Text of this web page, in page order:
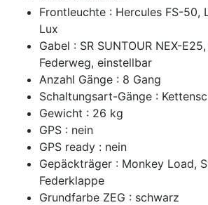
Frontleuchte : Hercules FS-50,
Lux
Gabel : SR SUNTOUR NEX-
Federweg, einstellbar
Anzahl Gänge : 8 Gang
Schaltungsart-Gänge :
Gewicht : 26 kg
GPS : nein
GPS ready : nein
Gepäckträger : Monkey Load,
Federklappe
Grundfarbe ZEG : schwarz